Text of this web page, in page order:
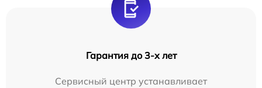
Гарантия до 3-х лет
Сервисный центр устанавливает